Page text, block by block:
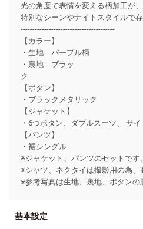
光の角度で表情を変える柄加工が
特別なシーンやナイトスタイルで
----------------------------------------
【カラー】
・生地 パープル柄
・裏地 ブラッ
【ボタン】
・ブラックメタリック
【ジャケット】
・6つボタン、ダブルスーツ、 サイ
【パンツ】
・裾シングル
※ジャケット、パンツのセットです。
※シャツ、ネクタイは撮影用の為、
※参考写真は生地、裏地、ボタンの
基本設定
お買い物を続ける